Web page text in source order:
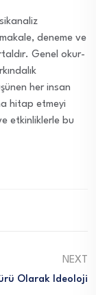
deneme ve
Genel okur-
her insan
hitap etmeyi
etkinliklerle bu
NEXT
Olarak Ideoloji